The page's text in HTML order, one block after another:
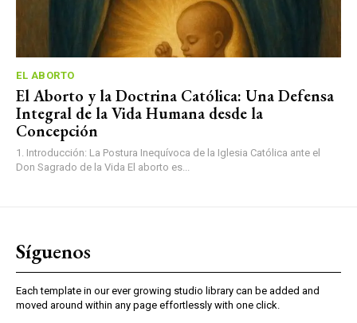
EL ABORTO
El Aborto y la Doctrina Católica: Una Defensa
Integral de la Vida Humana desde la
Concepción
1. Introducción: La Postura Inequívoca de la Iglesia Católica ante el
Don Sagrado de la Vida El aborto es...
Síguenos
Each template in our ever growing studio library can be added and
moved around within any page effortlessly with one click.